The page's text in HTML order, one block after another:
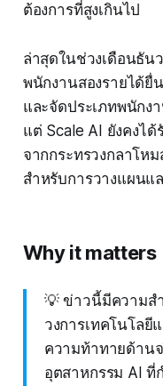
ต้องการที่สูงเกินไป
ล่าสุดในช่วงเดือนธั
พนักงานสองรายได้ยื่
และจัดประเภทพนัก
แต่ Scale AI ยังคงไ
จากกระทรวงกลาโห
สำหรับการวางแผนแ
Why it matters
💡 ข่าวนี้มีความส
วงการเทคโนโลยี
ความท้าทายด้าน
อุตสาหกรรม AI ที่